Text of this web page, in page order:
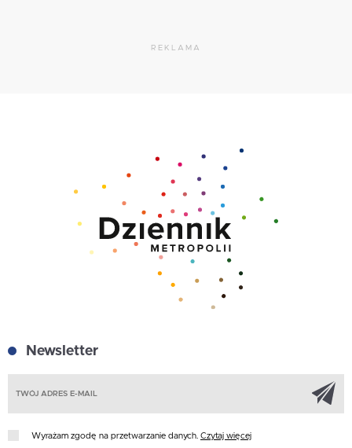
REKLAMA
Newsletter
Wyrażam zgodę na przetwarzanie danych. Czytaj więcej